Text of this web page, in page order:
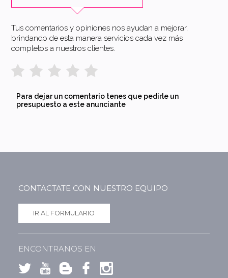
Tus comentarios y opiniones nos ayudan a mejorar,
brindando de esta manera servicios cada vez más
completos a nuestros clientes.
Para dejar un comentario tenes que pedirle un
presupuesto a este anunciante
CONTACTATE CON NUESTRO EQUIPO
IR AL FORMULARIO
ENCONTRANOS EN